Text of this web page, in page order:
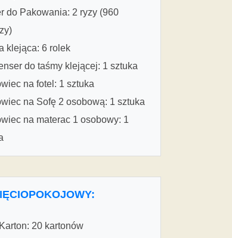
do Pakowania: 2 ryzy (960
klejąca: 6 rolek
do taśmy klejącej: 1 sztuka
na fotel: 1 sztuka
na Sofę 2 osobową: 1 sztuka
na materac 1 osobowy: 1
Karton: 20 kartonów